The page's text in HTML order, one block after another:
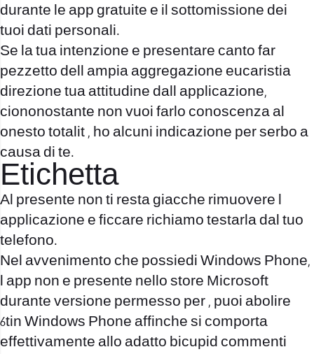
durante le app gratuite e il sottomissione dei
tuoi dati personali.
Se la tua intenzione e presentare canto far
pezzetto dell ampia aggregazione eucaristia
direzione tua attitudine dall applicazione,
ciononostante non vuoi farlo conoscenza al
onesto totalit , ho alcuni indicazione per serbo a
causa di te.
Etichetta
Al presente non ti resta giacche rimuovere l
applicazione e ficcare richiamo testarla dal tuo
telefono.
Nel avvenimento che possiedi Windows Phone,
l app non e presente nello store Microsoft
durante versione permesso per , puoi abolire
6tin Windows Phone affinche si comporta
effettivamente allo adatto bicupid commenti